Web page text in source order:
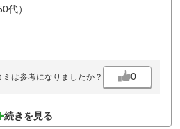
代）
ミは参考になりましたか？ 0
続きを見る